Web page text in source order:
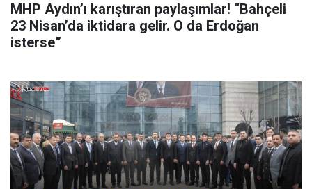
MHP Aydın’ı karıştıran paylaşımlar! “Bahçeli
23 Nisan’da iktidara gelir. O da Erdoğan
isterse”